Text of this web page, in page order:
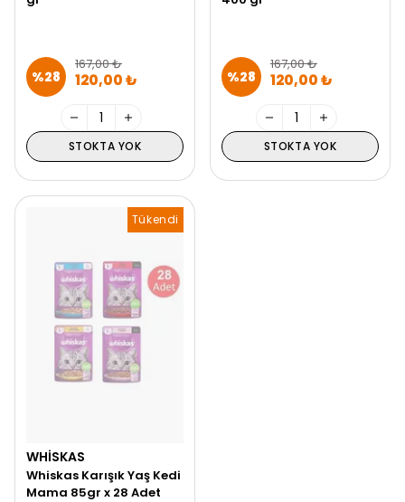
%28
167,00 ₺
120,00 ₺
STOKTA YOK
%28
167,00 ₺
120,00 ₺
STOKTA YOK
Tükendi
WHISKAS
Whiskas Karışık Yaş Kedi
Mama 85gr x 28 Adet